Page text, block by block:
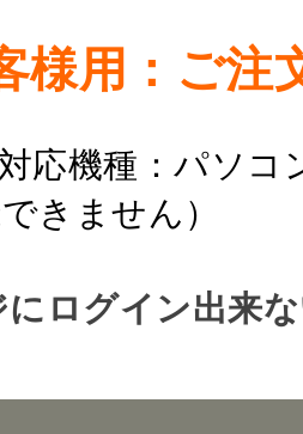
様用：ご注
応機種：パソ
きません）
にログイン出来